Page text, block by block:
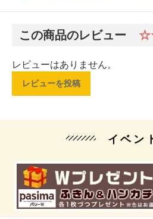
この商品のレビュー
レビューはありません。
レビューを投稿
イベン